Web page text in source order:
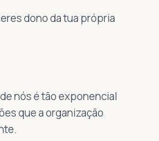
dono da tua própria
nós é tão exponencial
que a organização